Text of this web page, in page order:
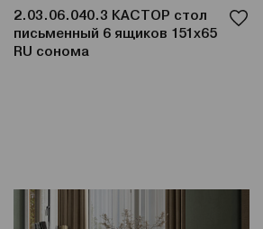
2.03.06.040.3 КАСТОР стол
письменный 6 ящиков 151х65
RU сонома